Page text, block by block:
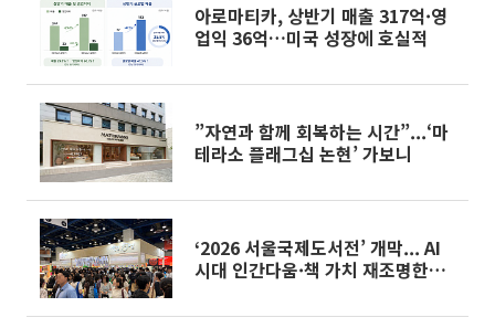
아로마티카, 상반기 매출 317억·영
업익 36억…미국 성장에 호실적
”자연과 함께 회복하는 시간”...‘마
테라소 플래그십 논현’ 가보니
‘2026 서울국제도서전’ 개막... AI
시대 인간다움·책 가치 재조명한